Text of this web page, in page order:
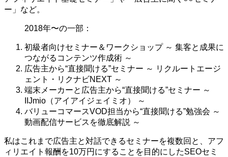
ー」など。
2018年〜の一部：
初級者向けセミナー＆ワークショップ ～ 集客と成果に
つながるコンテンツ作成術 ～
広告主から“直接聞ける”セミナー ～ リクルートエージ
ェント・リクナビNEXT ～
端末メーカーと広告主から“直接聞ける”セミナー ～
IIJmio（アイアイジェイミオ） ～
バリューコマースVOD担当から“直接聞ける”勉強会 ～
動画配信サービスを徹底解説 ～
私はこれまで広告主と対話できるセミナーを複数回と、アフ
ィリエイト報酬を10万円にすることを目的にしたSEOセミ